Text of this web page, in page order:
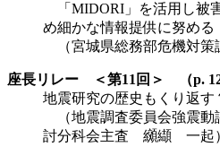
「MIDORI」を活用し被
め細かな情報提供に努める
（宮城県総務部危機対策
座長リレー ＜第11回＞ （p. 12
地震研究の歴史もくり返す
（地震調査委員会強震動
討分科会主査 纐纈 一起